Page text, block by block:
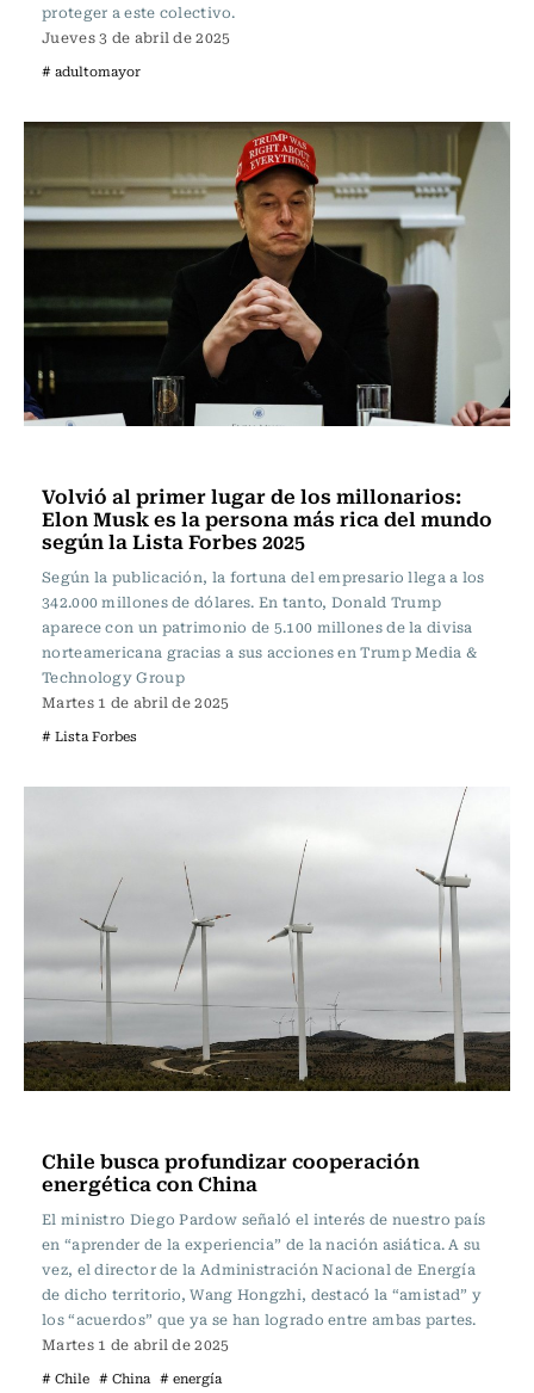
proteger a este colectivo.
Jueves 3 de abril de 2025
# adultomayor
Volvió al primer lugar de los millonarios:
Elon Musk es la persona más rica del mundo
según la Lista Forbes 2025
Según la publicación, la fortuna del empresario llega a los
342.000 millones de dólares. En tanto, Donald Trump
aparece con un patrimonio de 5.100 millones de la divisa
norteamericana gracias a sus acciones en Trump Media &
Technology Group
Martes 1 de abril de 2025
# Lista Forbes
Chile busca profundizar cooperación
energética con China
El ministro Diego Pardow señaló el interés de nuestro país
en “aprender de la experiencia” de la nación asiática. A su
vez, el director de la Administración Nacional de Energía
de dicho territorio, Wang Hongzhi, destacó la “amistad” y
los “acuerdos” que ya se han logrado entre ambas partes.
Martes 1 de abril de 2025
# Chile # China # energía